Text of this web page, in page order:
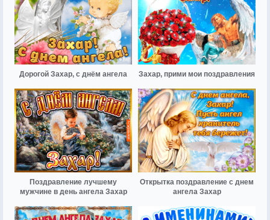
Дорогой Захар, с днём ангела Захар, прими мои поздравления
Поздравление лучшему
мужчине в день ангела Захар
Открытка поздравление с днем
ангела Захар